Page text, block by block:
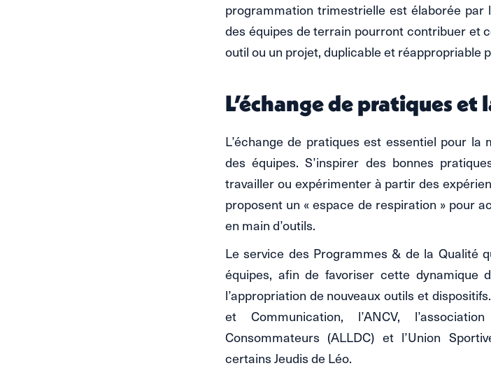
programmation trimestrielle est élaborée
des équipes de terrain pourront contribuer et
outil ou un projet, duplicable et réappropriable
L’échange de pratiques et
L’échange de pratiques est essentiel pour
des équipes. S’inspirer des bonnes
travailler ou expérimenter à partir des
proposent un « espace de respiration » pour
en main d’outils.
Le service des Programmes & de la Qualité
équipes, afin de favoriser cette dynamique
l’appropriation de nouveaux outils et
et Communication, l’ANCV,
Consommateurs (ALLDC) et l’Union
certains Jeudis de Léo.